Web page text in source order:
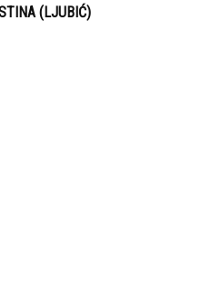
(LJUBIĆ)